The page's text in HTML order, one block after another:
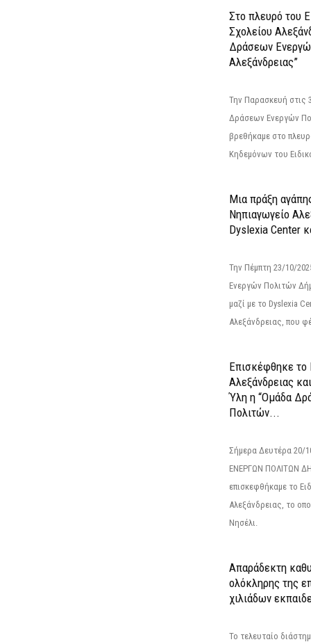
Στο πλευρό του
Σχολείου
Δράσεων
Αλεξάνδρειας”
Την Παρασκευή
Δράσεων Ενεργών
βρεθήκαμε στο
Κηδεμόνων του
Μια πράξη
Νηπιαγωγείο
Dyslexia Center
Την Πέμπτη 23/10/
Ενεργών Πολιτών
μαζί με το Dyslexia
Αλεξάνδρειας, που
Επισκέφθηκε το
Αλεξάνδρειας
Ύλη η “Ομάδα
Πολιτών...
Σήμερα Δευτέρα
ΕΝΕΡΓΩΝ ΠΟΛΙΤΩΝ
επισκεφθήκαμε το
Αλεξάνδρειας, το
Νησέλι.
Απαράδεκτη
ολόκληρης της
χιλιάδων
Το τελευταίο